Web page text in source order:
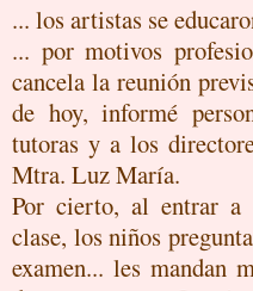
... los artistas se
... por motivos
cancela la reunión
de hoy, informé
tutoras y a los
Mtra. Luz María.
Por cierto, al entrar a
clase, los niños
examen... les mandan